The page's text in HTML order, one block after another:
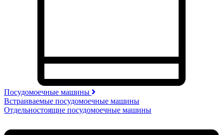
Посудомоечные машины
Встраиваемые посудомоечные машины
Отдельностоящие посудомоечные машины